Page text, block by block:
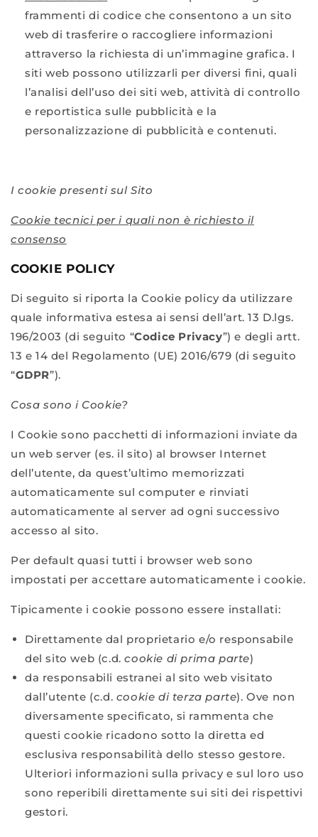
frammenti di codice che consentono a un sito
web di trasferire o raccogliere informazioni
attraverso la richiesta di un’immagine grafica. I
siti web possono utilizzarli per diversi fini, quali
l’analisi dell’uso dei siti web, attività di controllo
e reportistica sulle pubblicità e la
personalizzazione di pubblicità e contenuti.
I cookie presenti sul Sito
Cookie tecnici per i quali non è richiesto il
consenso
COOKIE POLICY
Di seguito si riporta la Cookie policy da utilizzare
quale informativa estesa ai sensi dell’art. 13 D.lgs.
196/2003 (di seguito “Codice Privacy”) e degli artt.
13 e 14 del Regolamento (UE) 2016/679 (di seguito
“GDPR”).
Cosa sono i Cookie?
I Cookie sono pacchetti di informazioni inviate da
un web server (es. il sito) al browser Internet
dell’utente, da quest’ultimo memorizzati
automaticamente sul computer e rinviati
automaticamente al server ad ogni successivo
accesso al sito.
Per default quasi tutti i browser web sono
impostati per accettare automaticamente i cookie.
Tipicamente i cookie possono essere installati:
Direttamente dal proprietario e/o responsabile
del sito web (c.d.cookie di prima parte)
da responsabili estranei al sito web visitato
dall’utente (c.d. cookie di terza parte). Ove non
diversamente specificato, si rammenta che
questi cookie ricadono sotto la diretta ed
esclusiva responsabilità dello stesso gestore.
Ulteriori informazioni sulla privacy e sul loro uso
sono reperibili direttamente sui siti dei rispettivi
gestori.